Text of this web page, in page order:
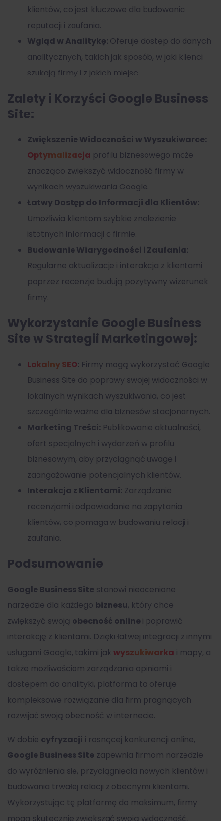
klientów, co jest kluczowe dla budowania
reputacji i zaufania.
Wgląd w Analitykę: Oferuje dostęp do danych
analitycznych, takich jak sposób, w jaki klienci
szukają firmy i z jakich miejsc.
Zalety i Korzyści Google Business
Site:
Zwiększenie Widoczności w Wyszukiwarce:
Optymalizacja profilu biznesowego może
znacząco zwiększyć widoczność firmy w
wynikach wyszukiwania Google.
Łatwy Dostęp do Informacji dla Klientów:
Umożliwia klientom szybkie znalezienie
istotnych informacji o firmie.
Budowanie Wiarygodności i Zaufania:
Regularne aktualizacje i interakcja z klientami
poprzez recenzje budują pozytywny wizerunek
firmy.
Wykorzystanie Google Business
Site w Strategii Marketingowej:
Lokalny SEO: Firmy mogą wykorzystać Google
Business Site do poprawy swojej widoczności w
lokalnych wynikach wyszukiwania, co jest
szczególnie ważne dla biznesów stacjonarnych.
Marketing Treści: Publikowanie aktualności,
ofert specjalnych i wydarzeń w profilu
biznesowym, aby przyciągnąć uwagę i
zaangażowanie potencjalnych klientów.
Interakcja z Klientami: Zarządzanie
recenzjami i odpowiadanie na zapytania
klientów, co pomaga w budowaniu relacji i
zaufania.
Podsumowanie
Google Business Site stanowi nieocenione
narzędzie dla każdego biznesu, który chce
zwiększyć swoją obecność onlinei poprawić
interakcję z klientami. Dzięki łatwej integracji z innymi
usługami Google, takimi jak wyszukiwarka i mapy, a
także możliwościom zarządzania opiniami i
dostępem do analityki, platforma ta oferuje
kompleksowe rozwiązanie dla firm pragnących
rozwijać swoją obecność w internecie.
W dobie cyfryzacji i rosnącej konkurencji online,
Google Business Site zapewnia firmom narzędzie
do wyróżnienia się, przyciągnięcia nowych klientów i
budowania trwałej relacji z obecnymi klientami.
Wykorzystując tę platformę do maksimum, firmy
mogą skutecznie zwiększać swoją widoczność,